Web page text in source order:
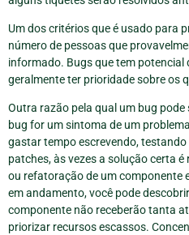
Um dos critérios que é usado para
número de pessoas que
informado. Bugs que tem potencial
geralmente ter prioridade sobre os
Outra razão pela qual um bug
bug for um sintoma de um
gastar tempo escrevendo,
patches, às vezes a solução certa
ou refatoração de um componente
em andamento, você pode
componente não receberão tanta
priorizar recursos escassos.